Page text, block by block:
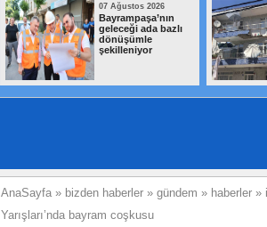
07 Ağustos 2026
Bayrampaşa’nın
geleceği ada bazlı
dönüşümle
şekilleniyor
AnaSayfa » bizden haberler » gündem » haberler »
Yarışları’nda bayram coşkusu